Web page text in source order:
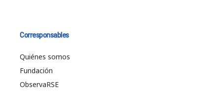
Corresponsables
Quiénes somos
Fundación
ObservaRSE